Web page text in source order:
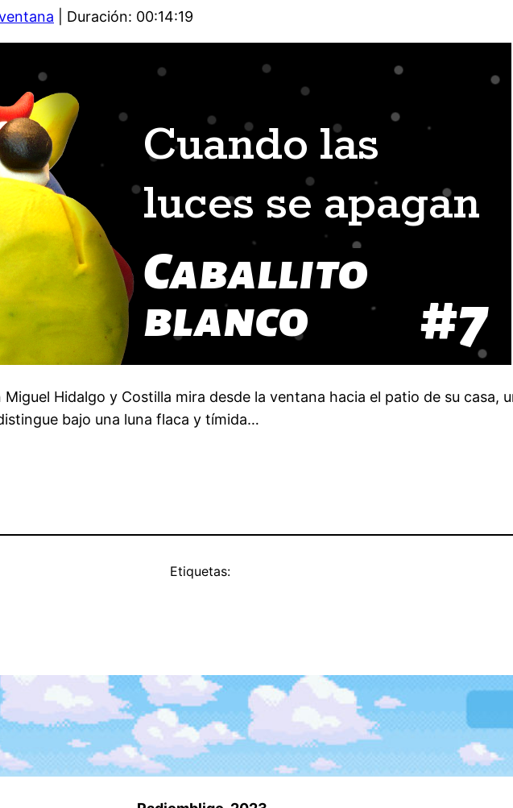
Duración: 00:14:19
Hidalgo y Costilla mira desde la ventana hacia el patio de su casa,
bajo una luna flaca y tímida…
Etiquetas: